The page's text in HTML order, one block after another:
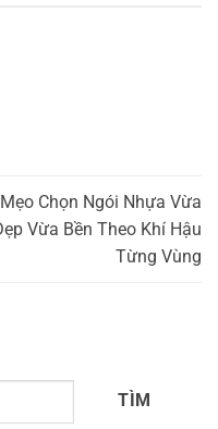
Mẹo Chọn Ngói Nhựa Vừa
Vừa Bền Theo Khí Hậu
Từng Vùng
TÌM